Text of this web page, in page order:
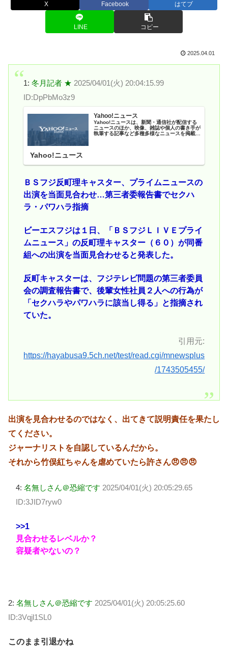
X Facebook はてブ
LINE コピー
2025.04.01
1: 冬月記者 ★ 2025/04/01(火) 20:04:15.99
ID:DpPbMo3z9
Yahoo!ニュース
Yahoo!ニュースは、新聞・通信社が配信する
ニュースのほか、映像、雑誌や個人の書き手が
執筆する記事など多種多様なニュースを掲載し
Yahoo!ニュース
ＢＳフジ反町理キャスター、プライムニュースの
出演を当面見合わせ…第三者委報告書でセクハ
ラ・パワハラ指摘
ビーエスフジは１日、「ＢＳフジＬＩＶＥプライ
ムニュース」の反町理キャスター（６０）が同番
組への出演を当面見合わせると発表した。
反町キャスターは、フジテレビ問題の第三者委員
会の調査報告書で、後輩女性社員２人への行為が
「セクハラやパワハラに該当し得る」と指摘され
ていた。
引用元:
https://hayabusa9.5ch.net/test/read.cgi/mnewsplus
/1743505455/
出演を見合わせるのではなく、出てきて説明責任を果たし
てください。
ジャーナリストを自認しているんだから。
それから竹俣紅ちゃんを虐めていたら許さん😠😠😠
4: 名無しさん＠恐縮です 2025/04/01(火) 20:05:29.65
ID:3JID7ryw0
>>1
見合わせるレベルか？
容疑者やないの？
2: 名無しさん＠恐縮です 2025/04/01(火) 20:05:25.60
ID:3Vqjl1SL0
このまま引退かね